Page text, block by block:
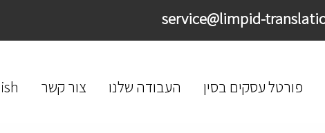
פורטל עסקים בסין העבודה שלנו צור קשר